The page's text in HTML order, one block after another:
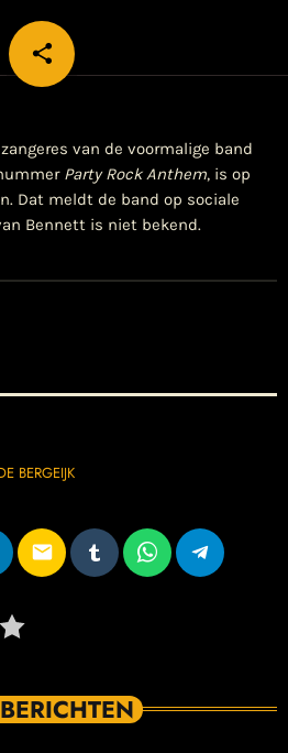
share
email
van de voormalige band
Party Rock Anthem, is op
Dat meldt de band op sociale
Bennett is niet bekend.
BERGEIJK
email